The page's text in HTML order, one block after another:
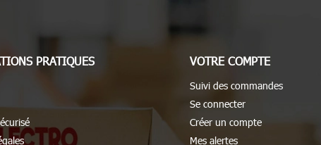
PRATIQUES VOTRE COMPTE
Suivi des commandes
Se connecter
Créer un compte
Mes alertes